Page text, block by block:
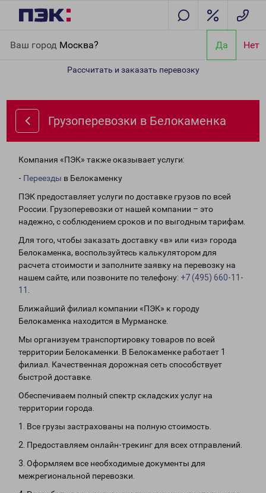
Ваш город Москва? Да Нет
Рассчитать и заказать перевозку
Грузоперевозки в Белокаменка
Компания «ПЭК» также оказывает услуги:
- Переезды в Белокаменку
ПЭК предоставляет услуги по доставке грузов по всей
России. Грузоперевозки от нашей компании – это
надежно, с соблюдением сроков и по выгодным тарифам.
Для того, чтобы заказать доставку «в» или «из» города
Белокаменка, воспользуйтесь калькулятором для
расчета стоимости и заполните заявку на перевозку на
нашем сайте, или позвоните по телефону: +7 (495) 660-11-
11
Ближайший филиал компании «ПЭК» к городу
Белокаменка находится в Мурманске.
Мы организуем транспортировку товаров по всей
территории Белокаменки. В Белокаменке работает 1
филиал. Качественная дорожная сеть способствует
быстрой доставке.
Обеспечиваем полный спектр складских услуг на
территории города.
1. Все грузы застрахованы на полную стоимость.
2. Предоставляем онлайн-трекинг для всех отправлений.
3. Оформляем все необходимые документы для
межрегиональной перевозки.